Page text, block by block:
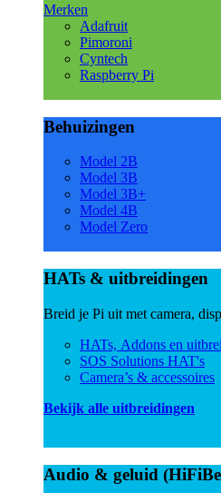
Merken
Adafruit
Pimoroni
Cyntech
Raspberry Pi
Behuizingen
Model 2B
Model 3B
Model 3B+
Model 4B
Model Zero
HATs & uitbreidingen
Breid je Pi uit met camera,
HATs, Addons en
SOS Solutions HAT's
Camera’s & accessoires
Bekijk alle uitbreidingen
Audio & geluid